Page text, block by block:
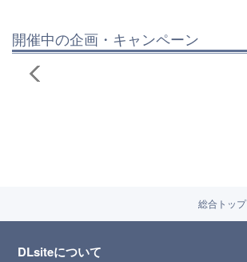
開催中の企画・キャンペーン
総合トップ
DLsiteについて